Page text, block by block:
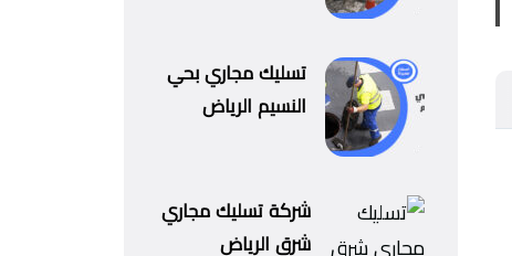
تسليك مجاري بحي
النسيم الرياض
شركة تسليك مجاري
شرق الرياض